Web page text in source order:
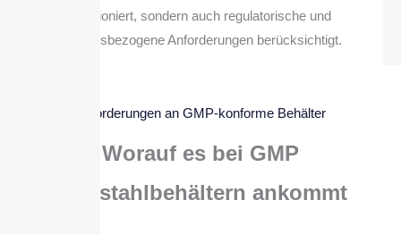
funktioniert, sondern auch regulatorische und
prozessbezogene Anforderungen berücksichtigt.
Anforderungen an GMP-konforme Behälter
Worauf es bei GMP
Edelstahlbehältern ankommt